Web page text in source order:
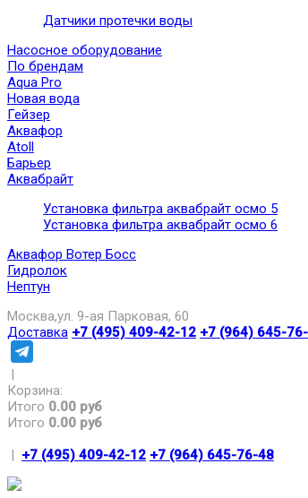
Датчики протечки воды
Насосное оборудование
По брендам
Aqua Pro
Новая вода
Гейзер
Аквафор
Atoll
Барьер
Аквабрайт
Установка фильтра аквабрайт осмо 5
Установка фильтра аквабрайт осмо 6
Аквафор Вотер Босс
Гидролок
Нептун
Москва,ул. 9-ая Парковая, 60
Доставка +7 (495) 409-42-12 +7 (964) 645-
|
Корзина:
Итого 0.00 руб
Итого 0.00 руб
| +7 (495) 409-42-12 +7 (964) 645-76-48